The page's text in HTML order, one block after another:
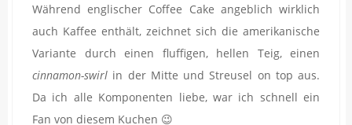
Während englischer Coffee Cake angeblich wirklich
auch Kaffee enthält, zeichnet sich die amerikanische
Variante durch einen fluffigen, hellen Teig, einen
cinnamon-swirl in der Mitte und Streusel on top aus.
Da ich alle Komponenten liebe, war ich schnell ein
Fan von diesem Kuchen 😉